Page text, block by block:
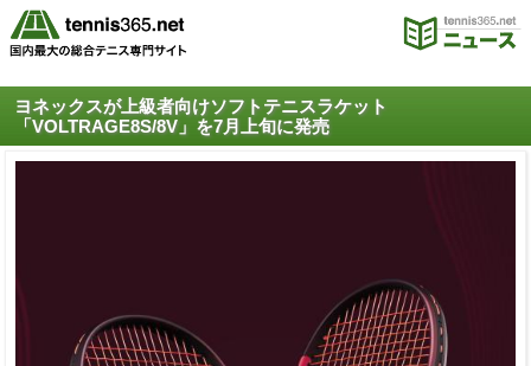
ヨネックスが上級者向けソフトテニスラケット
「VOLTRAGE8S/8V」を7月上旬に発売